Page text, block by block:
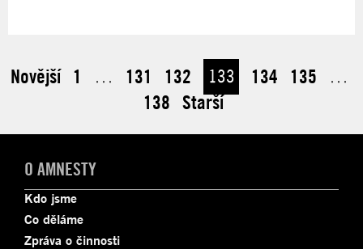
Novější 1 … 131 132 133 134 135
…
138 Starší
O AMNESTY
Kdo jsme
Co děláme
Zpráva o činnosti